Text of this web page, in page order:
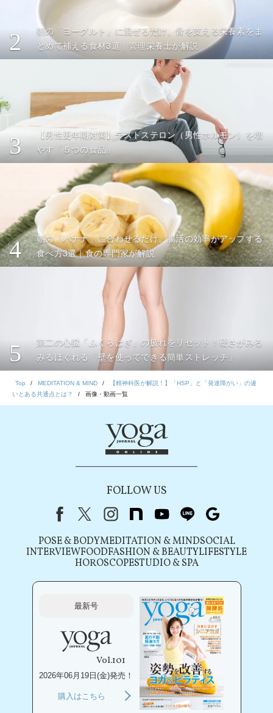
2
朝の「ヨーグルト」に混ぜるだけ。骨を支える栄養素をま
とめて補える食材3選｜管理栄養士が解説
3
【男性更年期対策】テストステロン（男性ホルモン）を増
やす「５つの食品」
4
朝の「バナナ」に合わせるだけ。腸活の効率がアップする
食べ方3選｜食の専門家が解説
5
第二の心臓「ふくらはぎ」の疲れをリセット！硬さがみる
みるほぐれる「壁を使ってできる簡単ストレッチ」
Top MEDITATION & MIND
【精神科医が解説！】「HSP」と「発達障がい」の違
いとある共通点とは？
画像・動画一覧
FOLLOW US
FacebookX（旧Twitter）
instagram
note youtubeline
POSE & BODYMEDITATION & MINDSOCIAL
INTERVIEWFOODFASHION & BEAUTYLIFESTYLE
HOROSCOPESTUDIO & SPA
最新号
Vol.101
2026年06月19日(金)発売！
購入はこちら